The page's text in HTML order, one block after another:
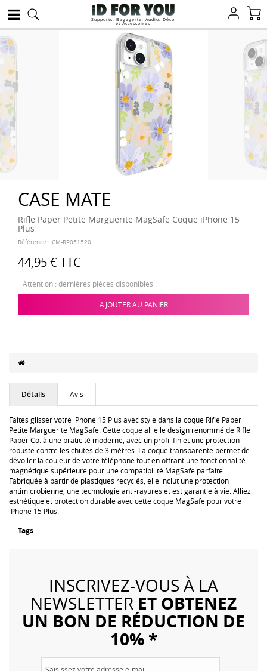
Supports, Bagagerie, Audio, Déco
et Accessoires
CASE MATE
Rifle Paper Petite Marguerite MagSafe Coque iPhone 15
Plus
Référence : CM-RP051520
44,95 € TTC
Attention : dernières pièces disponibles !
AJOUTER AU PANIER
Détails Avis
Faites glisser votre iPhone 15 Plus avec style dans la coque Rifle Paper
Petite Marguerite MagSafe. Cette coque allie le design renommé de Rifle
Paper Co. à une praticité moderne, avec un profil fin et une protection
robuste contre les chutes de 3 mètres. La coque transparente permet de
dévoiler la couleur de votre téléphone tout en offrant une fonctionnalité
magnétique supérieure pour une compatibilité MagSafe parfaite.
Fabriquée à partir de plastiques recyclés, elle inclut une protection
antimicrobienne, une technologie anti-rayures et est garantie à vie. Alliez
esthétique et protection durable avec cette coque MagSafe pour votre
iPhone 15 Plus.
Tags
INSCRIVEZ-VOUS À LA
NEWSLETTER ET OBTENEZ
UN BON DE RÉDUCTION DE
10% *